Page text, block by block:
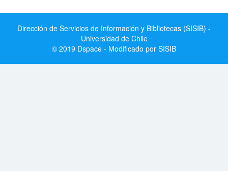
Dirección de Servicios de Información y Bibliotecas (SISIB) -
Universidad de Chile
© 2019 Dspace - Modificado por SISIB